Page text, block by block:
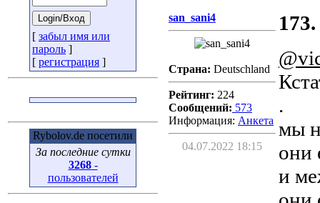
[ забыл имя или
пароль ]
[ регистрация ]
Rybolov.de посетили
За последние сутки
3268-
пользователей
san_sani4
Страна: Deutschland
Рейтинг: 224
Сообщений: 573
Информация: Aнкета
04.07.2022 18:15
173.
.
мы
они
и